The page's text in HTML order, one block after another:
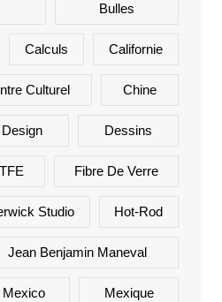
Bulles
Calculs Californie
Culturel Chine
Design Dessins
Fibre De Verre
Studio Hot-Rod
Jean Benjamin Maneval
Mexico Mexique